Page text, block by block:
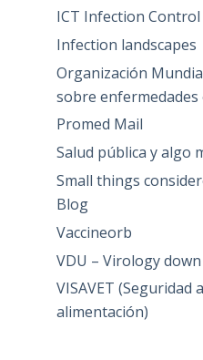
ICT Infection
Infection landscapes
Organización
sobre
Promed Mail
Salud pública y algo
Small things
Blog
Vaccineorb
VDU – Virology
VISAVET (Seguridad
alimentación)